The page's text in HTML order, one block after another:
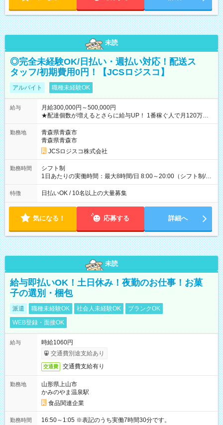
未読
◎完全未経験OK/日払い・週払い対応！配送ス
タッフ/初期費用0円！【JCSロジスコ】
アルバイト 職種未経験OK
給与
月給300,000円～500,000円
★配達個数が増えるとさらに給与UP！ 1番稼ぐ人で月120万ほ
ど！ ・主要都市エリア 月収55万円／週5日稼働 月収65万~112
万円／週6日稼働 ・地方郊外エリア 月収40万円／週5日稼働 月
収40万円~50万円／週6日稼働 ＜モデルイメージ＞ ■月収50万
円 (27歳男性/江東区在住)※元建築関係 1日150個配達×25日勤務
(日休み) ■月収80万円(43歳男性/墨田区在住)※元営業 1日200個
勤務地
青森県青森市
青森県青森市
JCSロジスコ株式会社
勤務時間
シフト制
1日あたりの実働時間：最大8時間/日 8:00～20:00（シフト制/実
働8時間） ※週5日勤務（場所次第では週4も有り） ※配達状況
によって時間外での勤務可能性有り ※案件により多少の前後あ
特徴 日払いOK / 10名以上の大量募集
気になる！ 応募する 詳細へ
未読
給与即払いOK！土日休み！夜勤のお仕事！お菓
子の選別・梱包
派遣 職種未経験OK 社会人未経験OK
ブランクOK
WEB登録・面接OK
給与
時給1060円
交通費別途支給あり
交通費 交通費支給有り
勤務地
山形県上山市
かみのやま温泉駅
食品関連企業
勤務時間 16:50～1:05 ※表記のうち実働7時間30分です。